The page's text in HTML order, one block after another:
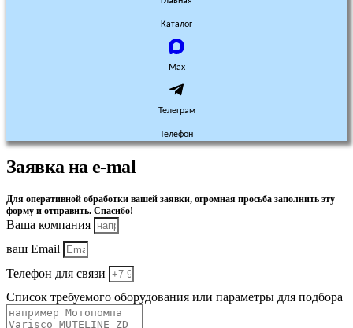
Каталог
Max
Телеграм
Телефон
Заявка на e-mal
Для оперативной обработки вашей заявки, огромная просьба заполнить эту
форму и отправить. Спасибо!
Ваша компания
ваш Email
Телефон для связи
Список требуемого оборудования или параметры для подбора